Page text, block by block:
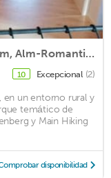
Holiday apartment, Fahrenbach-Alm, Alm-Romantik, Fichtelgebirge
10 Excepcional (2)
en un entorno rural y
temático de
y Main Hiking
disponibilidad